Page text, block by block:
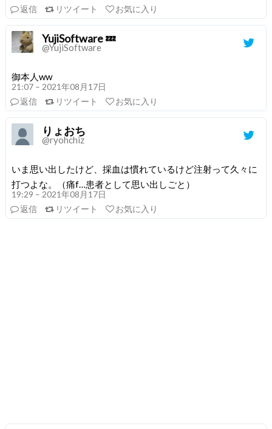
返信
リツイート お気に入り
YujiSoftware 💤
@YujiSoftware
御本人ww
21:07 – 2021年08月17日
返信
リツイート お気に入り
りょおち
@ryohchiz
いま思い出したけど、採血は慣れているけど注射って久々に
打つよな。（痛f…患者として思い出しごと）
19:29 – 2021年08月17日
返信
リツイート お気に入り